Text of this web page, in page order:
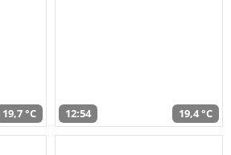
19,7 °C 12:54 19,4 °C